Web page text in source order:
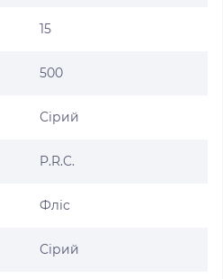
15
500
Сірий
P.R.C.
Фліс
Сірий